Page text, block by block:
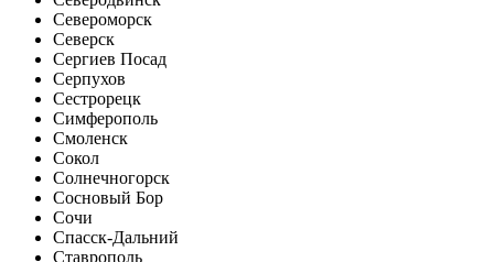
Североморск
Северск
Сергиев Посад
Серпухов
Сестрорецк
Симферополь
Смоленск
Сокол
Солнечногорск
Сосновый Бор
Сочи
Спасск-Дальний
Ставрополь